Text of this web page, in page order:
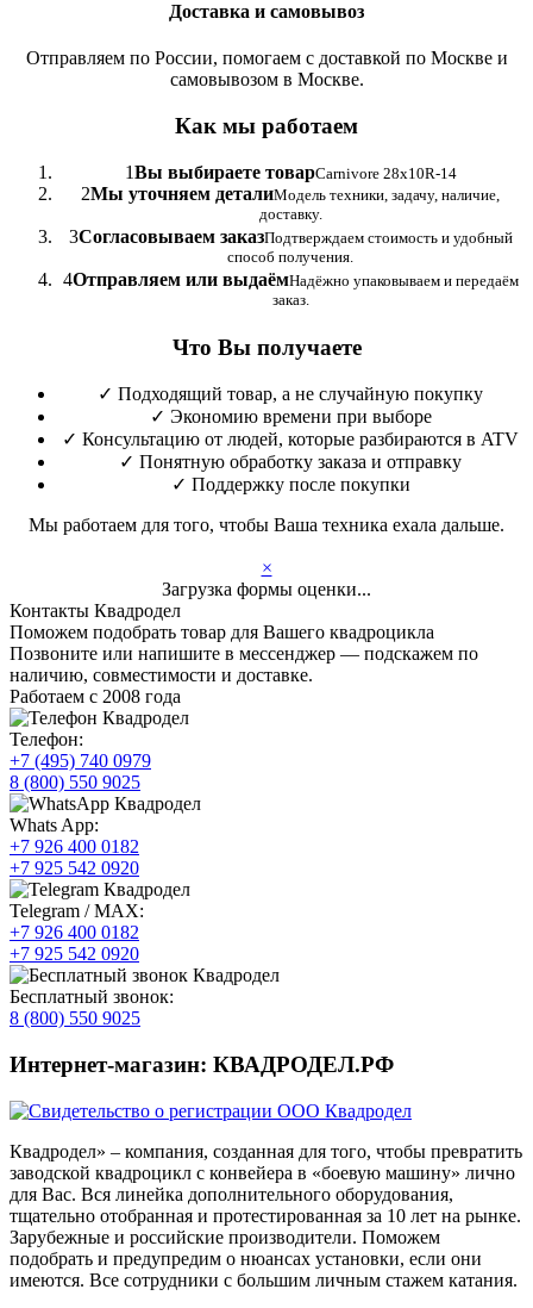
Доставка и самовывоз
Отправляем по России, помогаем с доставкой по Москве и
самовывозом в Москве.
Как мы работаем
1Вы выбираете товарCarnivore 28x10R-14
2Мы уточняем деталиМодель техники, задачу, наличие,
доставку.
3Согласовываем заказПодтверждаем стоимость и удобный
способ получения.
4Отправляем или выдаёмНадёжно упаковываем и передаём
заказ.
Что Вы получаете
✓ Подходящий товар, а не случайную покупку
✓ Экономию времени при выборе
✓ Консультацию от людей, которые разбираются в ATV
✓ Понятную обработку заказа и отправку
✓ Поддержку после покупки
Мы работаем для того, чтобы Ваша техника ехала дальше.
×
Загрузка формы оценки...
Контакты Квадродел
Поможем подобрать товар для Вашего квадроцикла
Позвоните или напишите в мессенджер — подскажем по
наличию, совместимости и доставке.
Работаем с 2008 года
Телефон:
+7 (495) 740 0979
8 (800) 550 9025
Whats App:
+7 926 400 0182
+7 925 542 0920
Telegram / MAX:
+7 926 400 0182
+7 925 542 0920
Бесплатный звонок:
8 (800) 550 9025
Интернет-магазин: КВАДРОДЕЛ.РФ
Квадродел» – компания, созданная для того, чтобы превратить
заводской квадроцикл с конвейера в «боевую машину» лично
для Вас. Вся линейка дополнительного оборудования,
тщательно отобранная и протестированная за 10 лет на рынке.
Зарубежные и российские производители. Поможем
подобрать и предупредим о нюансах установки, если они
имеются. Все сотрудники с большим личным стажем катания.